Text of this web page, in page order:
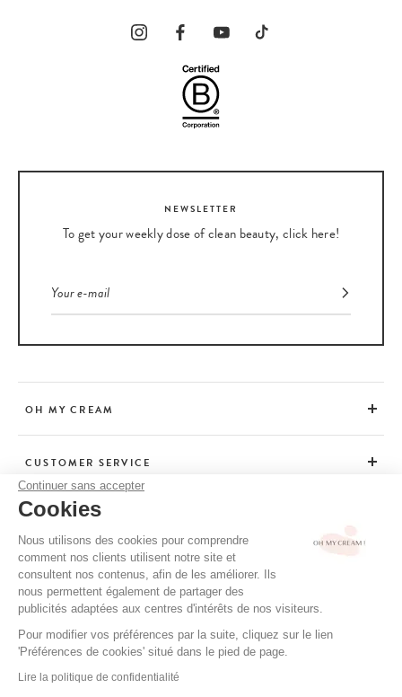
Continuer sans accepter
Cookies
Nous utilisons des cookies pour comprendre
comment nos clients utilisent notre site et
consultent nos contenus, afin de les améliorer. Ils
nous permettent également de partager des
publicités adaptées aux centres d'intérêts de nos visiteurs.
Pour modifier vos préférences par la suite, cliquez sur le lien
'Préférences de cookies' situé dans le pied de page.
Lire la politique de confidentialité
NEWSLETTER
To get your weekly dose of clean beauty, click here!
OH MY CREAM
CUSTOMER SERVICE
ADVICE
CGV / CGU
TERMS OF USE
PRIVACY POLICY
CREDITS